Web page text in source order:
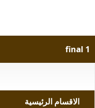
1 final
الاقسام الرئيسية